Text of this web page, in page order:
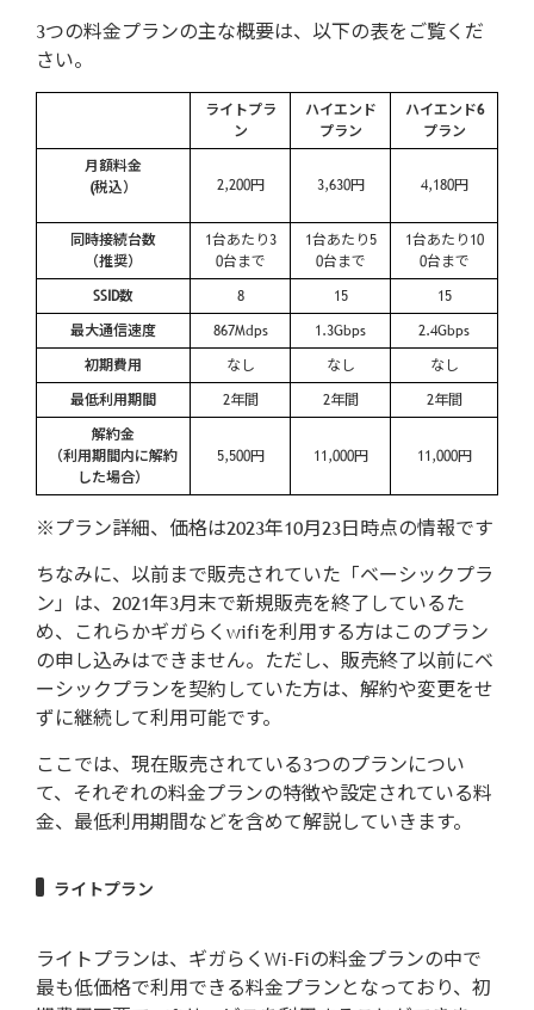
3つの料金プランの主な概要は、以下の表をご覧くだ
さい。
ライトプラ
ン
ハイエンド
プラン
ハイエンド6
プラン
月額料金
(税込）
2,200円 3,630円 4,180円
同時接続台数
（推奨）
1台あたり3
0台まで
1台あたり5
0台まで
1台あたり10
0台まで
SSID数
8 15
15
最大通信速度
867Mdps 1.3Gbps
2.4Gbps
初期費用
なし なし
なし
最低利用期間
2年間 2年間
2年間
解約金
（利用期間内に解約
した場合）
5,500円 11,000円 11,000円
※プラン詳細、価格は2023年10月23日時点の情報です
ちなみに、以前まで販売されていた「ベーシックプラ
ン」は、2021年3月末で新規販売を終了しているた
め、これらかギガらくwifiを利用する方はこのプラン
の申し込みはできません。ただし、販売終了以前にベ
ーシックプランを契約していた方は、解約や変更をせ
ずに継続して利用可能です。
ここでは、現在販売されている3つのプランについ
て、それぞれの料金プランの特徴や設定されている料
金、最低利用期間などを含めて解説していきます。
ライトプラン
ライトプランは、ギガらくWi-Fiの料金プランの中で
最も低価格で利用できる料金プランとなっており、初